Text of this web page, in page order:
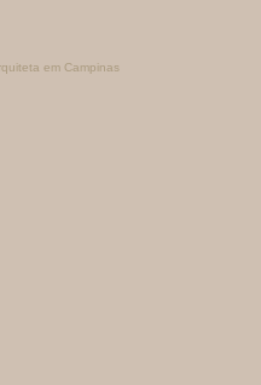
em Campinas